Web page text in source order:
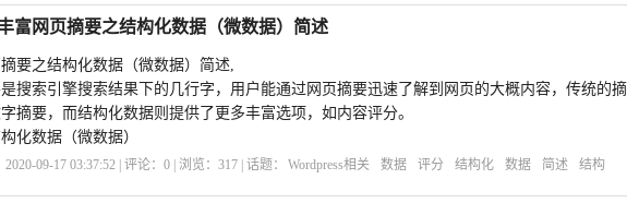
富网页摘要之结构化数据（微数据）简述
要之结构化数据（微数据）简述,
搜索引擎搜索结果下的几行字，用户能通过网页摘要迅速了解到网页的大概内容，传统的摘
摘要，而结构化数据则提供了更多丰富选项，如内容评分。
化数据（微数据）
数据可
09-17 03:37:52 | 评论：0 | 浏览：317 | 话题： Wordpress相关 数据 评分 结构化 数据 简述
结构
网页